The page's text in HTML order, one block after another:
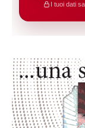
I tuoi dati